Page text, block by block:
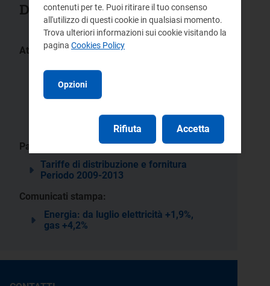
Documenti collegati
Atti:
130/11
ARG/com
Pagine:
Tariffe di distribuzione e fornitura
Periodo 2009-2013
Comunicati stampa:
Energia: da luglio elettricità +1,9%,
gas +4,2%
contenuti per te. Puoi ritirare il tuo consenso
all'utilizzo di questi cookie in qualsiasi momento.
Trova ulteriori informazioni sui cookie visitando la
pagina Cookies Policy
Opzioni
Rifiuta Accetta